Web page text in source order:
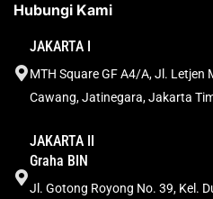
Hubungi Kami
JAKARTA I
MTH Square GF A4/A, Jl. Letjen
Cawang, Jatinegara, Jakarta
JAKARTA II
Graha BIN
Jl. Gotong Royong No. 39, Kel.